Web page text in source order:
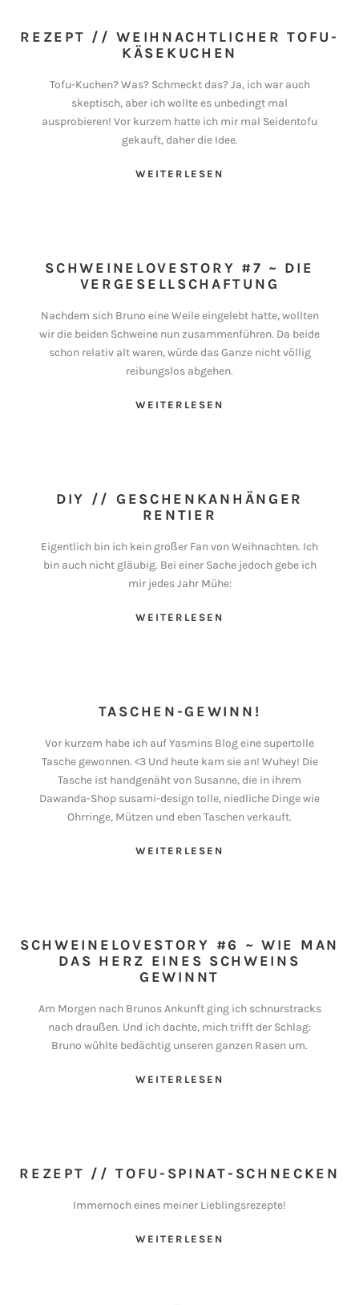
REZEPT // WEIHNACHTLICHER TOFU-
KÄSEKUCHEN
Tofu-Kuchen? Was? Schmeckt das? Ja, ich war auch
skeptisch, aber ich wollte es unbedingt mal
ausprobieren! Vor kurzem hatte ich mir mal Seidentofu
gekauft, daher die Idee.
WEITERLESEN
SCHWEINELOVESTORY #7 ~ DIE
VERGESELLSCHAFTUNG
Nachdem sich Bruno eine Weile eingelebt hatte, wollten
wir die beiden Schweine nun zusammenführen. Da beide
schon relativ alt waren, würde das Ganze nicht völlig
reibungslos abgehen.
WEITERLESEN
DIY // GESCHENKANHÄNGER
RENTIER
Eigentlich bin ich kein großer Fan von Weihnachten. Ich
bin auch nicht gläubig. Bei einer Sache jedoch gebe ich
mir jedes Jahr Mühe:
WEITERLESEN
TASCHEN-GEWINN!
Vor kurzem habe ich auf Yasmins Blog eine supertolle
Tasche gewonnen. <3 Und heute kam sie an! Wuhey! Die
Tasche ist handgenäht von Susanne, die in ihrem
Dawanda-Shop susami-design tolle, niedliche Dinge wie
Ohrringe, Mützen und eben Taschen verkauft.
WEITERLESEN
SCHWEINELOVESTORY #6 ~ WIE MAN
DAS HERZ EINES SCHWEINS
GEWINNT
Am Morgen nach Brunos Ankunft ging ich schnurstracks
nach draußen. Und ich dachte, mich trifft der Schlag:
Bruno wühlte bedächtig unseren ganzen Rasen um.
WEITERLESEN
REZEPT // TOFU-SPINAT-SCHNECKEN
Immernoch eines meiner Lieblingsrezepte!
WEITERLESEN